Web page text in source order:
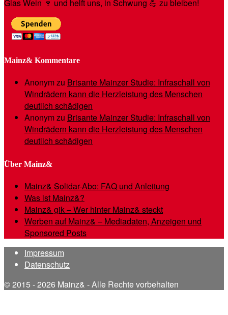
Glas Wein 🍷 und helft uns, in Schwung 💪 zu bleiben!
Mainz& Kommentare
Anonymzu Brisante Mainzer Studie: Infraschall von
Windrädern kann die Herzleistung des Menschen
deutlich schädigen
Anonymzu Brisante Mainzer Studie: Infraschall von
Windrädern kann die Herzleistung des Menschen
deutlich schädigen
Über Mainz&
Mainz& Solidar-Abo: FAQ und Anleitung
Was ist Mainz&?
Mainz& gik – Wer hinter Mainz& steckt
Werben auf Mainz& – Mediadaten, Anzeigen und
Sponsored Posts
Impressum
Datenschutz
© 2015 - 2026 Mainz& - Alle Rechte vorbehalten